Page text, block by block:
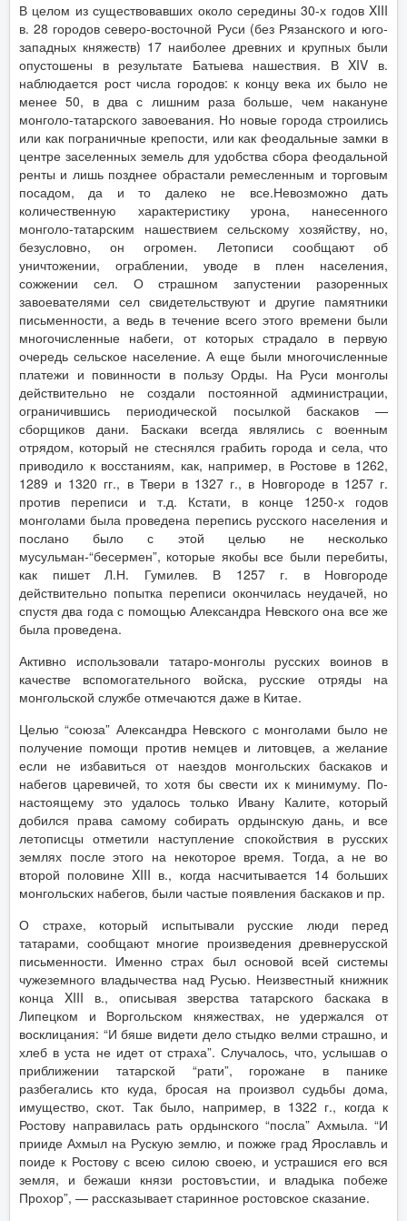
В целом из существовавших около середины 30-х годов XIII
в. 28 городов северо-восточной Руси (без Рязанского и юго-
западных княжеств) 17 наиболее древних и крупных были
опустошены в результате Батыева нашествия. В XIV в.
наблюдается рост числа городов: к концу века их было не
менее 50, в два с лишним раза больше, чем накануне
монголо-татарского завоевания. Но новые города строились
или как пограничные крепости, или как феодальные замки в
центре заселенных земель для удобства сбора феодальной
ренты и лишь позднее обрастали ремесленным и торговым
посадом, да и то далеко не все.Невозможно дать
количественную характеристику урона, нанесенного
монголо-татарским нашествием сельскому хозяйству, но,
безусловно, он огромен. Летописи сообщают об
уничтожении, ограблении, уводе в плен населения,
сожжении сел. О страшном запустении разоренных
завоевателями сел свидетельствуют и другие памятники
письменности, а ведь в течение всего этого времени были
многочисленные набеги, от которых страдало в первую
очередь сельское население. А еще были многочисленные
платежи и повинности в пользу Орды. На Руси монголы
действительно не создали постоянной администрации,
ограничившись периодической посылкой баскаков —
сборщиков дани. Баскаки всегда являлись с военным
отрядом, который не стеснялся грабить города и села, что
приводило к восстаниям, как, например, в Ростове в 1262,
1289 и 1320 гг., в Твери в 1327 г., в Новгороде в 1257 г.
против переписи и т.д. Кстати, в конце 1250-х годов
монголами была проведена перепись русского населения и
послано было с этой целью не несколько
мусульман-“бесермен”, которые якобы все были перебиты,
как пишет Л.Н. Гумилев. В 1257 г. в Новгороде
действительно попытка переписи окончилась неудачей, но
спустя два года с помощью Александра Невского она все же
была проведена.
Активно использовали татаро-монголы русских воинов в
качестве вспомогательного войска, русские отряды на
монгольской службе отмечаются даже в Китае.
Целью “союза” Александра Невского с монголами было не
получение помощи против немцев и литовцев, а желание
если не избавиться от наездов монгольских баскаков и
набегов царевичей, то хотя бы свести их к минимуму. По-
настоящему это удалось только Ивану Калите, который
добился права самому собирать ордынскую дань, и все
летописцы отметили наступление спокойствия в русских
землях после этого на некоторое время. Тогда, а не во
второй половине XIII в., когда насчитывается 14 больших
монгольских набегов, были частые появления баскаков и пр.
О страхе, который испытывали русские люди перед
татарами, сообщают многие произведения древнерусской
письменности. Именно страх был основой всей системы
чужеземного владычества над Русью. Неизвестный книжник
конца XIII в., описывая зверства татарского баскака в
Липецком и Воргольском княжествах, не удержался от
восклицания: “И бяше видети дело стыдко велми страшно, и
хлеб в уста не идет от страха”. Случалось, что, услышав о
приближении татарской “рати”, горожане в панике
разбегались кто куда, бросая на произвол судьбы дома,
имущество, скот. Так было, например, в 1322 г., когда к
Ростову направилась рать ордынского “посла” Ахмыла. “И
прииде Ахмыл на Рускую землю, и пожже град Ярославль и
поиде к Ростову с всею силою своею, и устрашися его вся
земля, и бежаши князи ростовъстии, и владыка побеже
Прохор”, — рассказывает старинное ростовское сказание.